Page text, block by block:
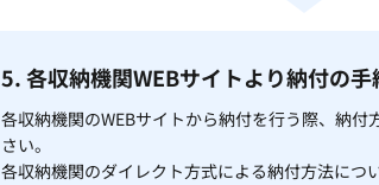
5. 各収納機関WEBサイトより納付の手
各収納機関のWEBサイトから納付を行う際、納
さい。
各収納機関のダイレクト方式による納付方法につ